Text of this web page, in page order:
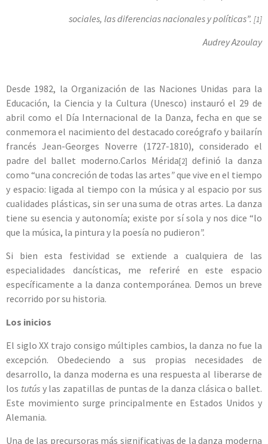
sociales, las diferencias nacionales y políticas”. [1]
Audrey Azoulay
Desde 1982, la Organización de las Naciones Unidas para la
Educación, la Ciencia y la Cultura (Unesco) instauró el 29 de
abril como el Día Internacional de la Danza, fecha en que se
conmemora el nacimiento del destacado coreógrafo y bailarín
francés Jean-Georges Noverre (1727-1810), considerado el
padre del ballet moderno.Carlos Mérida[2] definió la danza
como “una concreción de todas las artes”que vive en el tiempo
y espacio: ligada al tiempo con la música y al espacio por sus
cualidades plásticas, sin ser una suma de otras artes. La danza
tiene su esencia y autonomía; existe por sí sola y nos dice “lo
que la música, la pintura y la poesía no pudieron”.
Si bien esta festividad se extiende a cualquiera de las
especialidades dancísticas, me referiré en este espacio
específicamente a la danza contemporánea. Demos un breve
recorrido por su historia.
Los inicios
El siglo XX trajo consigo múltiples cambios, la danza no fue la
excepción. Obedeciendo a sus propias necesidades de
desarrollo, la danza moderna es una respuesta al liberarse de
los tutúsy las zapatillas de puntas de la danza clásica o ballet.
Este movimiento surge principalmente en Estados Unidos y
Alemania.
Una de las precursoras más significativas de la danza moderna